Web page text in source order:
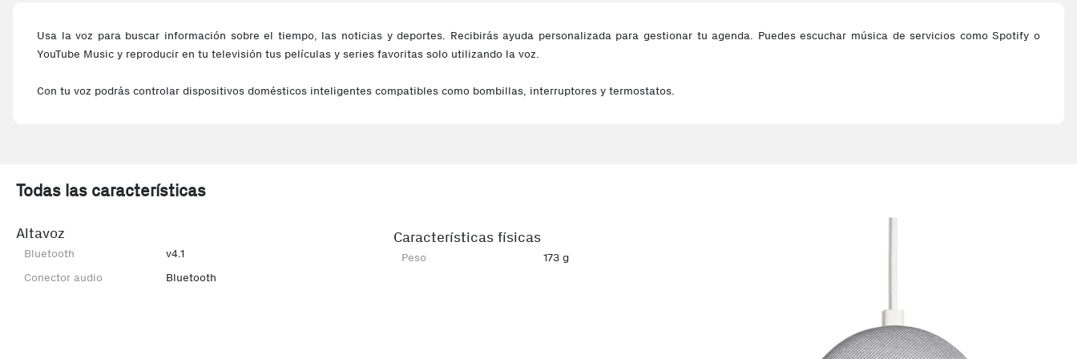
Usa la voz para buscar información sobre el tiempo, las noticias y deportes. Recibirás ayuda personalizada para gestionar tu agenda. Puedes escuchar música de servicios como Spotify o
YouTube Music y reproducir en tu televisión tus películas y series favoritas solo utilizando la voz.
Con tu voz podrás controlar dispositivos domésticos inteligentes compatibles como bombillas, interruptores y termostatos.
Todas las características
Altavoz
Bluetooth
v4.1
Conector audio
Bluetooth
Características físicas
Peso 173 g